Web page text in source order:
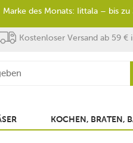
Kostenloser Versand ab 59 €
KOCHEN, BRATEN,
Marke des Monats: Iittala – bis zu